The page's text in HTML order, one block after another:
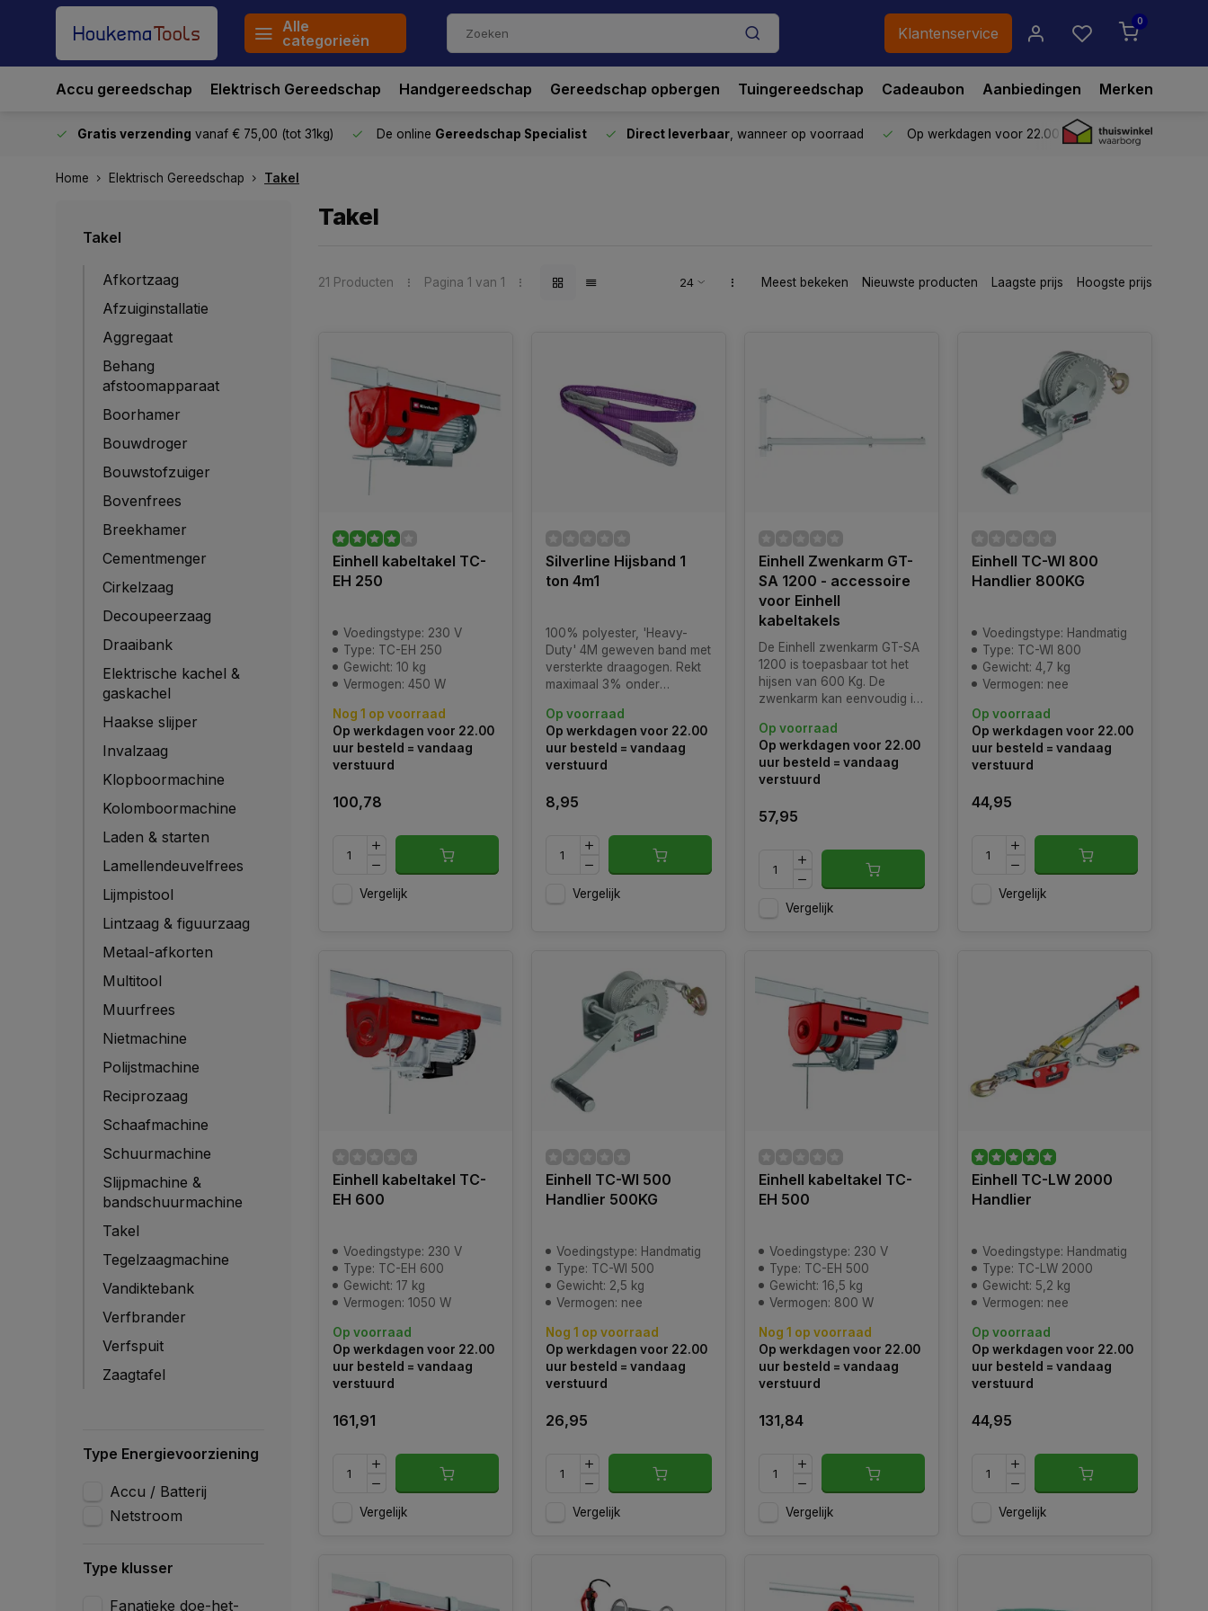
Alle
categorieën
Klantenservice
0
Accu gereedschap Elektrisch Gereedschap Handgereedschap Gereedschap opbergen Tuingereedschap Cadeaubon Aanbiedingen Merken
Gratis verzending vanaf € 75,00 (tot 31kg) De online Gereedschap Specialist Direct leverbaar , wanneer op voorraad Op werkdagen voor 22.00 uur besteld,vandaag
Home Elektrisch Gereedschap Takel
Takel
Afkortzaag
Afzuiginstallatie
Aggregaat
Behang
afstoomapparaat
Boorhamer
Bouwdroger
Bouwstofzuiger
Bovenfrees
Breekhamer
Cementmenger
Cirkelzaag
Decoupeerzaag
Draaibank
Elektrische kachel &
gaskachel
Haakse slijper
Invalzaag
Klopboormachine
Kolomboormachine
Laden & starten
Lamellendeuvelfrees
Lijmpistool
Lintzaag & figuurzaag
Metaal-afkorten
Multitool
Muurfrees
Nietmachine
Polijstmachine
Reciprozaag
Schaafmachine
Schuurmachine
Slijpmachine &
bandschuurmachine
Takel
Tegelzaagmachine
Vandiktebank
Verfbrander
Verfspuit
Zaagtafel
Type Energievoorziening
Accu / Batterij
Netstroom
Type klusser
Fanatieke doe-het-
Takel
21 Producten Pagina 1 van 1 Meest bekeken Nieuwste producten Laagste prijs Hoogste prijs
Einhell kabeltakel TC-
EH 250
Voedingstype: 230 V
Type: TC-EH 250
Gewicht: 10 kg
Vermogen: 450 W
Nog 1 op voorraad
Op werkdagen voor 22.00
uur besteld = vandaag
verstuurd
100,78
Vergelijk
Silverline Hijsband 1
ton 4m1
100% polyester, 'Heavy-
Duty' 4M geweven band met
versterkte draagogen. Rekt
maximaal 3% onder
olie, organische
oplosmiddelen, alcohol,
zuren, water en zeewater.
Op voorraad
Op werkdagen voor 22.00
uur besteld = vandaag
verstuurd
8,95
Vergelijk
Einhell Zwenkarm GT-
SA 1200 - accessoire
voor Einhell
kabeltakels
De Einhell zwenkarm GT-SA
1200 is toepasbaar tot het
hijsen van 600 Kg. De
zwenkarm kan eenvoudig in
gedraaid. Kan aan iedere
stalen buis van 48 mm ø
bevestigd worden.
Op voorraad
Op werkdagen voor 22.00
uur besteld = vandaag
verstuurd
57,95
Vergelijk
Einhell TC-WI 800
Handlier 800KG
Voedingstype: Handmatig
Type: TC-WI 800
Gewicht: 4,7 kg
Vermogen: nee
Op voorraad
Op werkdagen voor 22.00
uur besteld = vandaag
verstuurd
44,95
Vergelijk
Einhell kabeltakel TC-
EH 600
Voedingstype: 230 V
Type: TC-EH 600
Gewicht: 17 kg
Vermogen: 1050 W
Op voorraad
Op werkdagen voor 22.00
uur besteld = vandaag
verstuurd
161,91
Vergelijk
Einhell TC-WI 500
Handlier 500KG
Voedingstype: Handmatig
Type: TC-WI 500
Gewicht: 2,5 kg
Vermogen: nee
Nog 1 op voorraad
Op werkdagen voor 22.00
uur besteld = vandaag
verstuurd
26,95
Vergelijk
Einhell kabeltakel TC-
EH 500
Voedingstype: 230 V
Type: TC-EH 500
Gewicht: 16,5 kg
Vermogen: 800 W
Nog 1 op voorraad
Op werkdagen voor 22.00
uur besteld = vandaag
verstuurd
131,84
Vergelijk
Einhell TC-LW 2000
Handlier
Voedingstype: Handmatig
Type: TC-LW 2000
Gewicht: 5,2 kg
Vermogen: nee
Op voorraad
Op werkdagen voor 22.00
uur besteld = vandaag
verstuurd
44,95
Vergelijk